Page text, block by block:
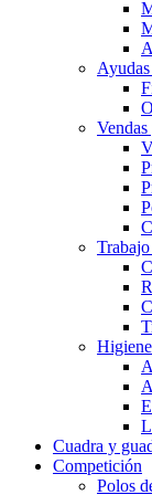
Cuadra y
Competición
Polos